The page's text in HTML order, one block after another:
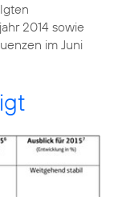
2014 sowie
im Juni